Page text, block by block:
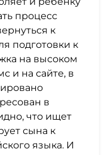
процесс
к
подготовки к
на высоком
и на сайте, в
в
что ищет
сына к
языка. И